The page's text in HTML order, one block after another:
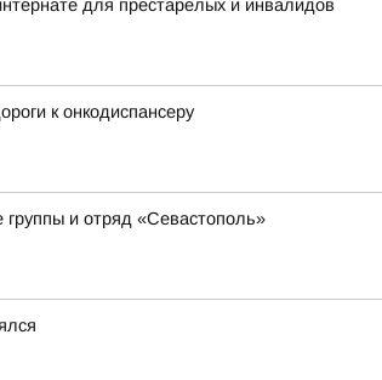
для престарелых и инвалидов
к онкодиспансеру
и отряд «Севастополь»